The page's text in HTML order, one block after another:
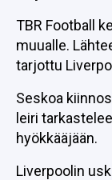
TBR Football
muualle.
tarjottu
Seskoa
leiri
hyökkääjään.
Liverpoolin